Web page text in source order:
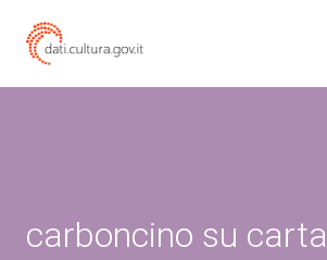
carboncino su carta